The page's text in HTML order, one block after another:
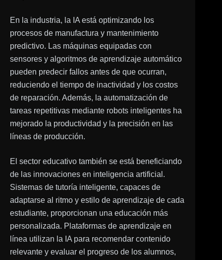
En la industria, la IA está optimizando los
procesos de manufactura y mantenimiento
predictivo. Las máquinas equipadas con
sensores y algoritmos de aprendizaje automático
pueden predecir fallos antes de que ocurran,
reduciendo el tiempo de inactividad y los costos
de reparación. Además, la automatización de
tareas repetitivas mediante robots inteligentes ha
mejorado la productividad y la precisión en las
líneas de producción.
El sector educativo también se está beneficiando
de las innovaciones en inteligencia artificial.
Sistemas de tutoría inteligente, capaces de
adaptarse al ritmo y estilo de aprendizaje de cada
estudiante, proporcionan una educación más
personalizada. Plataformas de aprendizaje en
línea utilizan la IA para recomendar contenido
relevante y evaluar el progreso de los alumnos,